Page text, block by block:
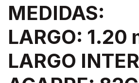
MEDIDAS:
LARGO: 1.20
LARGO